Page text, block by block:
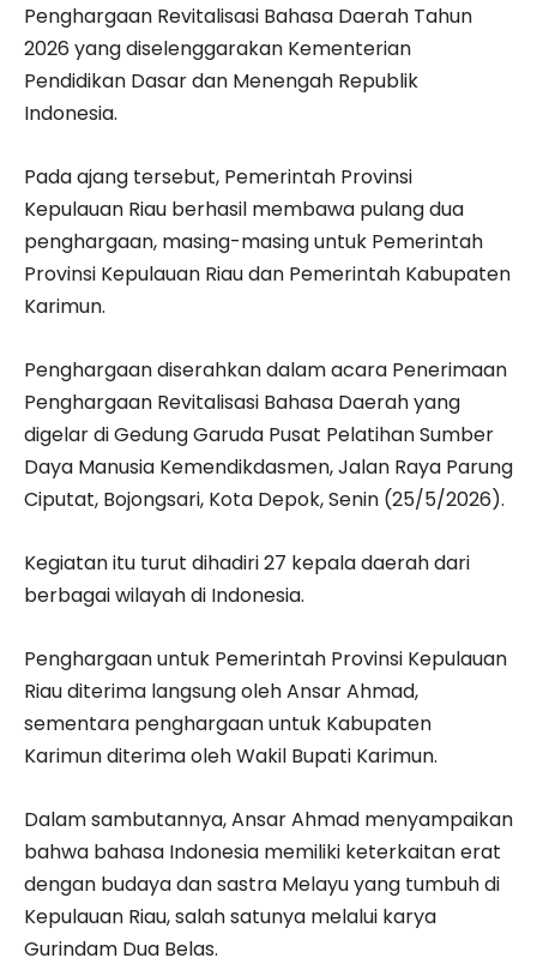
Penghargaan Revitalisasi Bahasa Daerah Tahun
2026 yang diselenggarakan Kementerian
Pendidikan Dasar dan Menengah Republik
Indonesia.
Pada ajang tersebut, Pemerintah Provinsi
Kepulauan Riau berhasil membawa pulang dua
penghargaan, masing-masing untuk Pemerintah
Provinsi Kepulauan Riau dan Pemerintah Kabupaten
Karimun.
Penghargaan diserahkan dalam acara Penerimaan
Penghargaan Revitalisasi Bahasa Daerah yang
digelar di Gedung Garuda Pusat Pelatihan Sumber
Daya Manusia Kemendikdasmen, Jalan Raya Parung
Ciputat, Bojongsari, Kota Depok, Senin (25/5/2026).
Kegiatan itu turut dihadiri 27 kepala daerah dari
berbagai wilayah di Indonesia.
Penghargaan untuk Pemerintah Provinsi Kepulauan
Riau diterima langsung oleh Ansar Ahmad,
sementara penghargaan untuk Kabupaten
Karimun diterima oleh Wakil Bupati Karimun.
Dalam sambutannya, Ansar Ahmad menyampaikan
bahwa bahasa Indonesia memiliki keterkaitan erat
dengan budaya dan sastra Melayu yang tumbuh di
Kepulauan Riau, salah satunya melalui karya
Gurindam Dua Belas.